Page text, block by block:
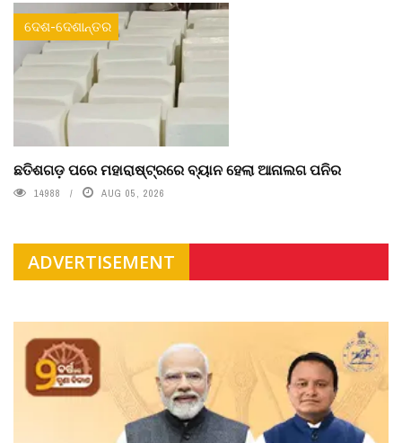
ଦେଶ-ଦେଶାନ୍ତର
ଛତିଶଗଡ଼ ପରେ ମହାରାଷ୍ଟ୍ରରେ ବ୍ୟାନ ହେଲା ଆନାଲଗ ପନିର
14988 AUG 05, 2026
ADVERTISEMENT